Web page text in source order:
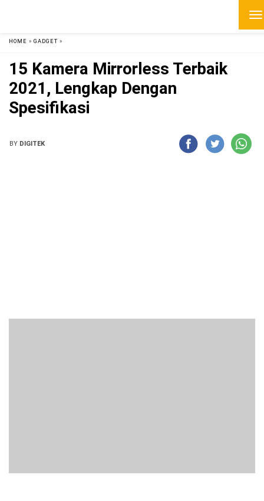
HOME » GADGET »
15 Kamera Mirrorless Terbaik
2021, Lengkap Dengan
Spesifikasi
BY DIGITEK